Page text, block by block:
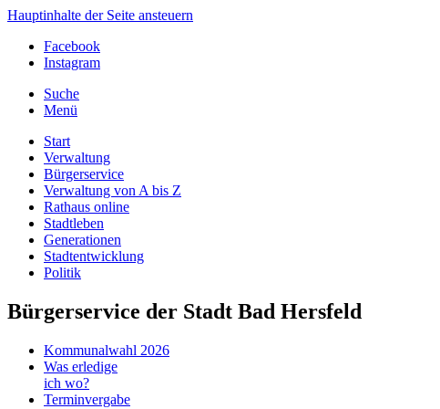
Hauptinhalte der Seite ansteuern
Facebook
Instagram
Suche
Menü
Start
Verwaltung
Bürgerservice
Verwaltung von A bis Z
Rathaus online
Stadtleben
Generationen
Stadtentwicklung
Politik
Bürgerservice der Stadt Bad Hersfeld
Kommunalwahl 2026
Was erledige
ich wo?
Terminvergabe